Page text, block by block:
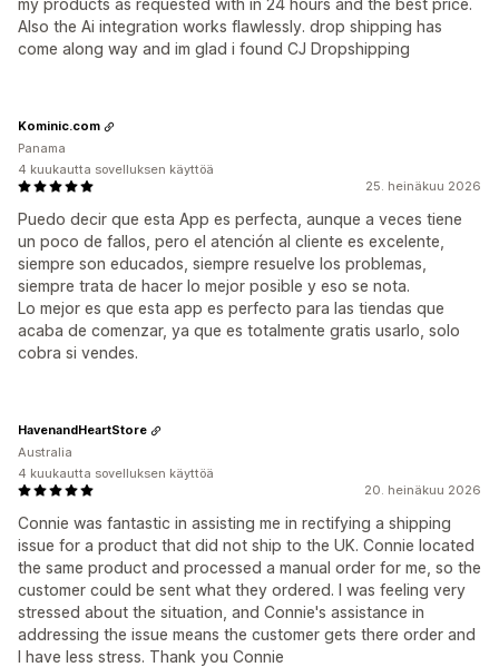
Also the Ai integration works flawlessly. drop shipping has
come along way and im glad i found CJ Dropshipping
25. heinäkuu 2026
Puedo decir que esta App es perfecta, aunque a veces tiene
un poco de fallos, pero el atención al cliente es excelente,
siempre son educados, siempre resuelve los problemas,
siempre trata de hacer lo mejor posible y eso se nota.
Lo mejor es que esta app es perfecto para las tiendas que
acaba de comenzar, ya que es totalmente gratis usarlo, solo
cobra si vendes.
Kominic.com
Panama
4 kuukautta sovelluksen käyttöä
20. heinäkuu 2026
Connie was fantastic in assisting me in rectifying a shipping
issue for a product that did not ship to the UK. Connie located
the same product and processed a manual order for me, so the
customer could be sent what they ordered. I was feeling very
stressed about the situation, and Connie's assistance in
addressing the issue means the customer gets there order and
I have less stress. Thank you Connie
HavenandHeartStore
Australia
4 kuukautta sovelluksen käyttöä